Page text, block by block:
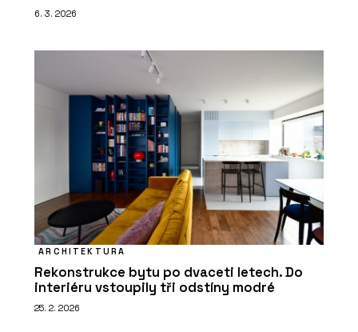
UFO: Přístřešek připravený na přistání
ve veřejném prostoru
Typo - mmcité
6. 3. 2026
ARCHITEKTURA
Rekonstrukce bytu po dvaceti letech. Do
interiéru vstoupily tři odstíny modré
25. 2. 2026